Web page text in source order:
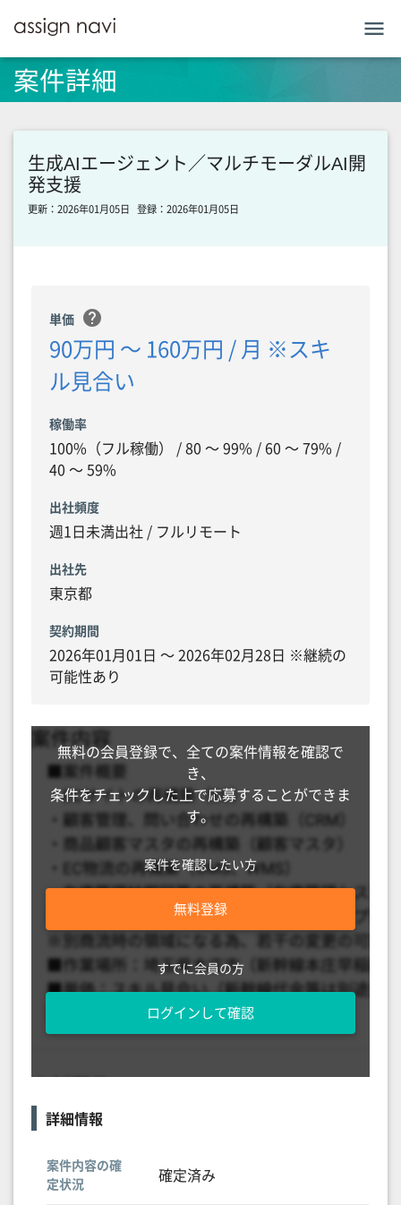
menu
案件詳細
生成AIエージェント／マルチモーダルAI開
発支援
更新：2026年01月05日 登録：2026年01月05日
単価 help
90万円 〜 160万円 / 月 ※スキ
ル見合い
稼働率
100%（フル稼働） / 80 〜 99% / 60 〜 79% /
40 〜 59%
出社頻度
週1日未満出社 / フルリモート
出社先
東京都
契約期間
2026年01月01日 〜 2026年02月28日 ※継続の
可能性あり
無料の会員登録で、全ての案件情報を確認で
き、
条件をチェックした上で応募することができま
す。
案件を確認したい方
無料登録
すでに会員の方
ログインして確認
詳細情報
案件内容の確
定状況
確定済み